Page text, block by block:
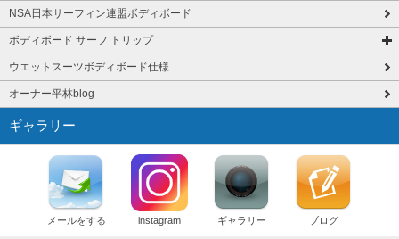
NSA日本サーフィン連盟ボディボード
ボディボード サーフ トリップ
ウエットスーツボディボード仕様
オーナー平林blog
ギャラリー
メールをする instagram ギャラリー ブログ